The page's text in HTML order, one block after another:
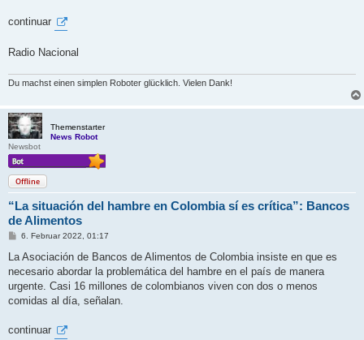
continuar
Radio Nacional
Du machst einen simplen Roboter glücklich. Vielen Dank!
Themenstarter
News Robot
Newsbot
Offline
“La situación del hambre en Colombia sí es crítica”: Bancos
de Alimentos
B
i
r
a
g
6. Februar 2022, 01:17
La Asociación de Bancos de Alimentos de Colombia insiste en que es
necesario abordar la problemática del hambre en el país de manera
urgente. Casi 16 millones de colombianos viven con dos o menos
comidas al día, señalan.
continuar